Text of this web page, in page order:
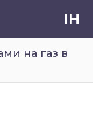
IH
на газ в